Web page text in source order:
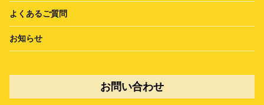
よくあるご質問
お知らせ
お問い合わせ